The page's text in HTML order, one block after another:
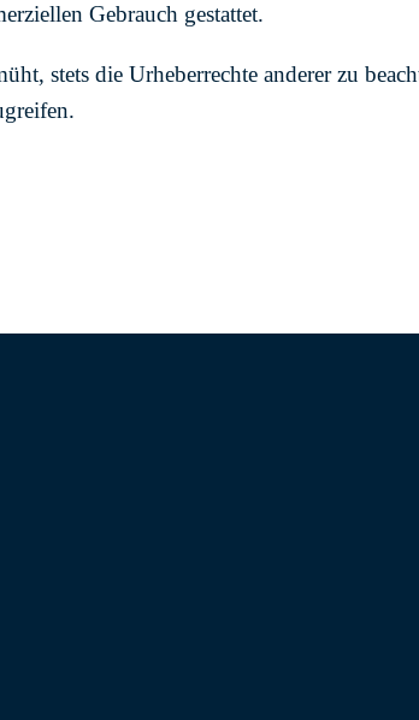
Gebrauch gestattet.
stets die Urheberrechte anderer zu